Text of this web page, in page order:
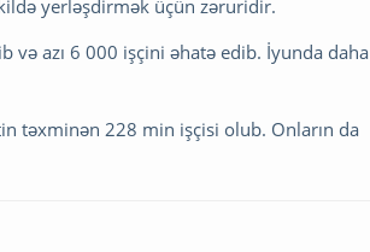
yerləşdirmək üçün zəruridir.
və azı 6 000 işçini əhatə edib. İyunda daha
təxminən 228 min işçisi olub. Onların da